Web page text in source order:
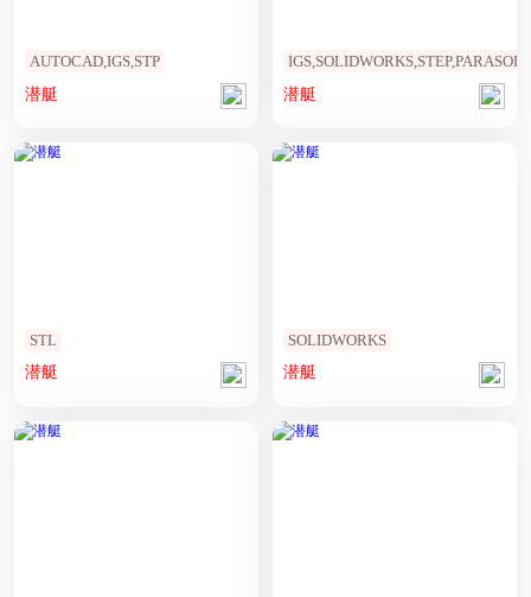
AUTOCAD,IGS,STP
潜艇 潜艇
STL
潜艇
SOLIDWORKS
潜艇